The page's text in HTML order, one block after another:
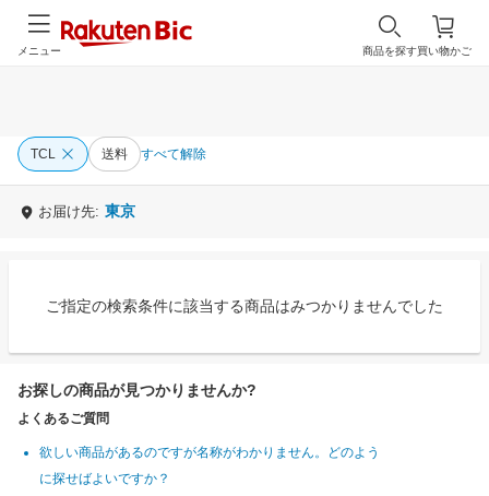
買い物かご
商品を探す
メニュー
TCL 送料 すべて解除
お届け先: 東京
ご指定の検索条件に該当する商品はみつかりませんでした
お探しの商品が見つかりませんか?
よくあるご質問
欲しい商品があるのですが名称がわかりません。どのよう
に探せばよいですか？